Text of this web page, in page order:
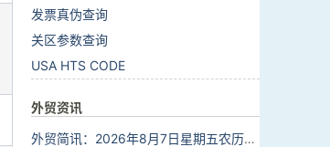
发票真伪查询
关区参数查询
USA HTS CODE
外贸资讯
外贸简讯：2026年8月7日星期五农历六月廿五